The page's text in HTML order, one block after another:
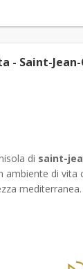
- Saint-
di saint-
ambiente di vita